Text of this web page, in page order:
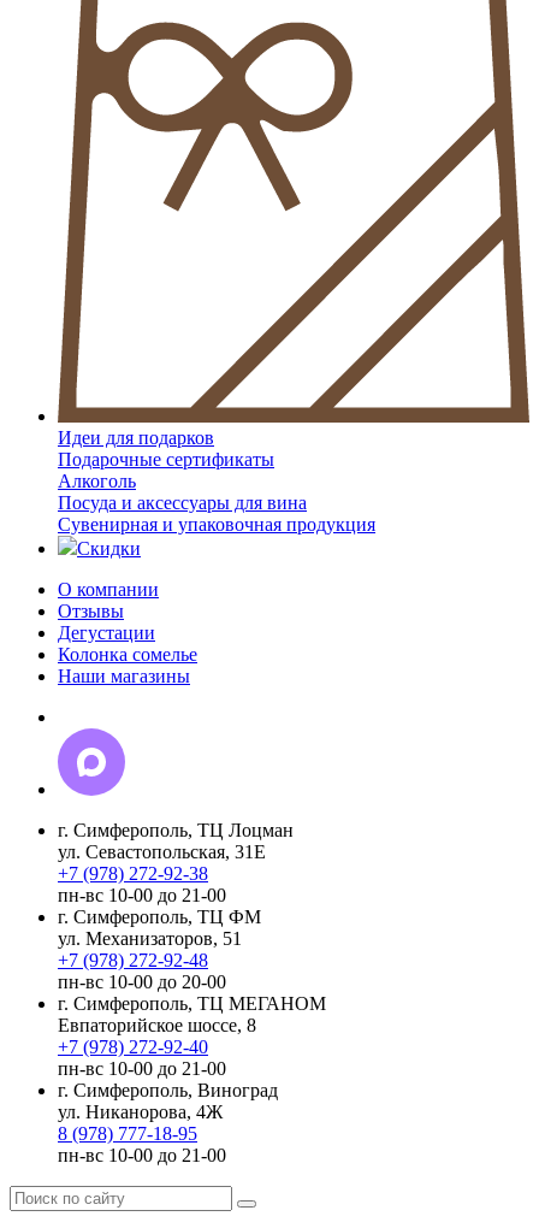
Идеи для подарков
Подарочные сертификаты
Алкоголь
Посуда и аксессуары для вина
Сувенирная и упаковочная продукция
Скидки
О компании
Отзывы
Дегустации
Колонка сомелье
Наши магазины
г. Симферополь, ТЦ Лоцман
ул. Севастопольская, 31Е
+7 (978) 272-92-38
пн-вс 10-00 до 21-00
г. Симферополь, ТЦ ФМ
ул. Механизаторов, 51
+7 (978) 272-92-48
пн-вс 10-00 до 20-00
г. Симферополь, ТЦ МЕГАНОМ
Евпаторийское шоссе, 8
+7 (978) 272-92-40
пн-вс 10-00 до 21-00
г. Симферополь, Виноград
ул. Никанорова, 4Ж
8 (978) 777-18-95
пн-вс 10-00 до 21-00